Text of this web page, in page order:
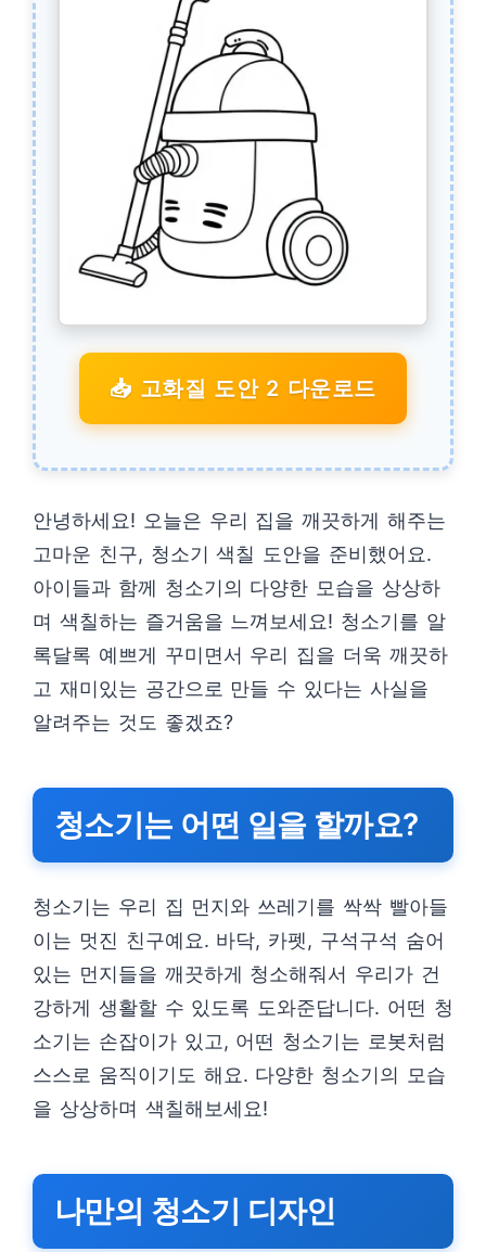
📥 고화질 도안 2 다운로드
안녕하세요! 오늘은 우리 집을 깨끗하게 해주는
고마운 친구, 청소기 색칠 도안을 준비했어요.
아이들과 함께 청소기의 다양한 모습을 상상하
며 색칠하는 즐거움을 느껴보세요! 청소기를 알
록달록 예쁘게 꾸미면서 우리 집을 더욱 깨끗하
고 재미있는 공간으로 만들 수 있다는 사실을
알려주는 것도 좋겠죠?
청소기는 어떤 일을 할까요?
청소기는 우리 집 먼지와 쓰레기를 싹싹 빨아들
이는 멋진 친구예요. 바닥, 카펫, 구석구석 숨어
있는 먼지들을 깨끗하게 청소해줘서 우리가 건
강하게 생활할 수 있도록 도와준답니다. 어떤 청
소기는 손잡이가 있고, 어떤 청소기는 로봇처럼
스스로 움직이기도 해요. 다양한 청소기의 모습
을 상상하며 색칠해보세요!
나만의 청소기 디자인